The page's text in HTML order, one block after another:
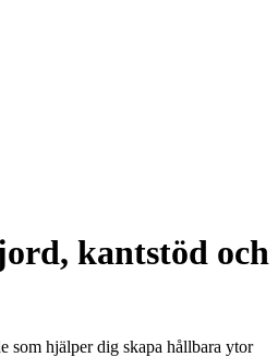
kantstöd och
som hjälper dig skapa hållbara ytor